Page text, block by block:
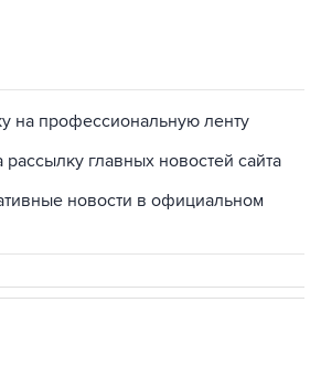
на профессиональную ленту
рассылку главных новостей сайта
новости в официальном